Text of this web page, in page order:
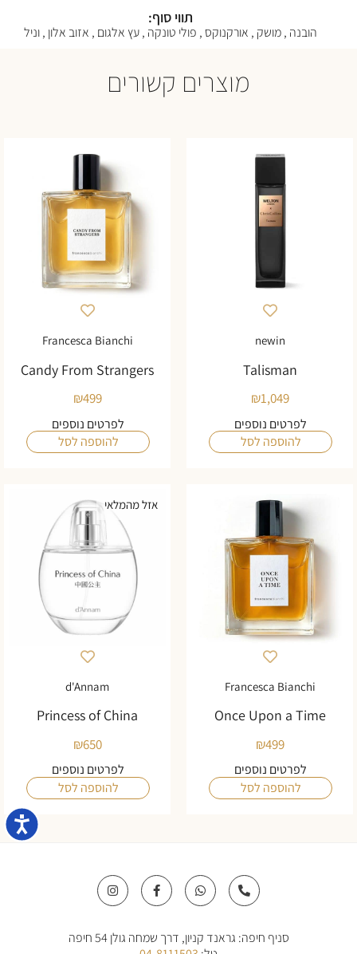
תווי סוף:
הובנה , מושק , אורקנוקס , פולי טונקה , עץ אלגום , אזוב אלון , וניל
מוצרים קשורים
newin
Talisman
₪1,049
לפרטים נוספים
להוספה לסל
Francesca Bianchi
Candy From Strangers
₪499
לפרטים נוספים
להוספה לסל
Francesca Bianchi
Once Upon a Time
₪499
לפרטים נוספים
להוספה לסל
אזל מהמלאי
d'Annam
Princess of China
₪650
לפרטים נוספים
להוספה לסל
P
h
o
-
W
h
a
a
F
a
c
o
I
n
s
g
סניף חיפה: גראנד קניון, דרך שמחה גולן 54 חיפה